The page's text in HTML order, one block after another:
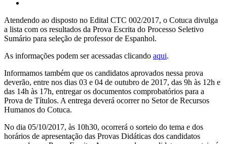
Atendendo ao disposto no Edital CTC 002/2017, o Cotuca divulga
a lista com os resultados da Prova Escrita do Processo Seletivo
Sumário para seleção de professor de Espanhol.
As informações podem ser acessadas clicando aqui.
Informamos também que os candidatos aprovados nessa prova
deverão, entre nos dias 03 e 04 de outubro de 2017, das 9h às 12h e
das 14h às 17h, entregar os documentos comprobatórios para a
Prova de Títulos. A entrega deverá ocorrer no Setor de Recursos
Humanos do Cotuca.
No dia 05/10/2017, às 10h30, ocorrerá o sorteio do tema e dos
horários de apresentação das Provas Didáticas dos candidatos